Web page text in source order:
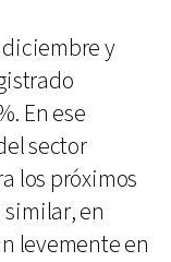
diciembre y
En ese
sector
los próximos
en
levemente en